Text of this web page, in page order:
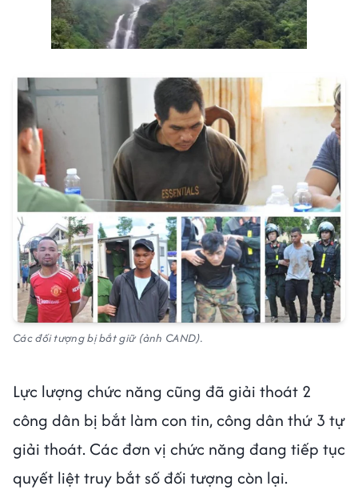
Các đối tượng bị bắt giữ (ảnh CAND).
Lực lượng chức năng cũng đã giải thoát 2
công dân bị bắt làm con tin, công dân thứ 3 tự
giải thoát. Các đơn vị chức năng đang tiếp tục
quyết liệt truy bắt số đối tượng còn lại.